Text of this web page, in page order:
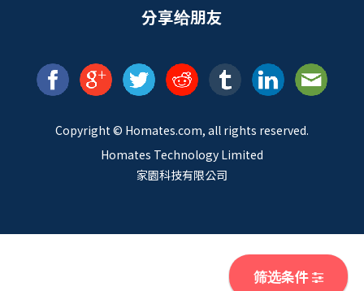
筛选条件
分享给朋友
Copyright © Homates.com, all rights reserved.
Homates Technology Limited
家園科技有限公司